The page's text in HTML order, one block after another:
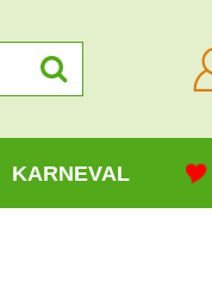
KARNEVAL